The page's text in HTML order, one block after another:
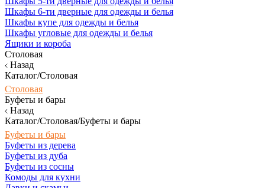
Шкафы 6-ти дверные для одежды и белья
Шкафы купе для одежды и белья
Шкафы угловые для одежды и белья
Ящики и короба
Столовая
Назад
Каталог/Столовая
Столовая
Буфеты и бары
Назад
Каталог/Столовая/Буфеты и бары
Буфеты и бары
Буфеты из дерева
Буфеты из дуба
Буфеты из сосны
Комоды для кухни